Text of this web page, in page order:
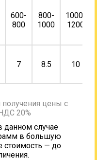
600-
800
800-
1000
1000-
1200
7 8.5 10
цены с
20%
данном случае
в большую
стоимость — до